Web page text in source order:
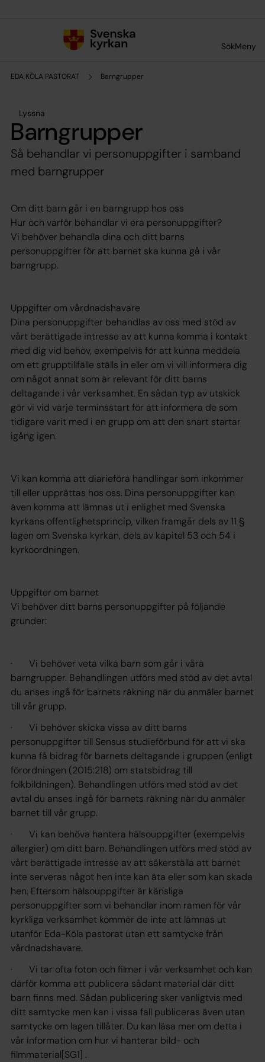
SökMeny
EDA KÖLA PASTORAT Barngrupper
Lyssna
Barngrupper
Så behandlar vi personuppgifter i samband
med barngrupper
Om ditt barn går i en barngrupp hos oss
Hur och varför behandlar vi era personuppgifter?
Vi behöver behandla dina och ditt barns
personuppgifter för att barnet ska kunna gå i vår
barngrupp.
Uppgifter om vårdnadshavare
Dina personuppgifter behandlas av oss med stöd av
vårt berättigade intresse av att kunna komma i kontakt
med dig vid behov, exempelvis för att kunna meddela
om ett grupptillfälle ställs in eller om vi vill informera dig
om något annat som är relevant för ditt barns
deltagande i vår verksamhet. En sådan typ av utskick
gör vi vid varje terminsstart för att informera de som
tidigare varit med i en grupp om att den snart startar
igång igen.
Vi kan komma att diarieföra handlingar som inkommer
till eller upprättas hos oss. Dina personuppgifter kan
även komma att lämnas ut i enlighet med Svenska
kyrkans offentlighetsprincip, vilken framgår dels av 11 §
lagen om Svenska kyrkan, dels av kapitel 53 och 54 i
kyrkoordningen.
Uppgifter om barnet
Vi behöver ditt barns personuppgifter på följande
grunder:
· Vi behöver veta vilka barn som går i våra
barngrupper. Behandlingen utförs med stöd av det avtal
du anses ingå för barnets räkning när du anmäler barnet
till vår grupp.
· Vi behöver skicka vissa av ditt barns
personuppgifter till Sensus studieförbund för att vi ska
kunna få bidrag för barnets deltagande i gruppen (enligt
förordningen (2015:218) om statsbidrag till
folkbildningen). Behandlingen utförs med stöd av det
avtal du anses ingå för barnets räkning när du anmäler
barnet till vår grupp.
· Vi kan behöva hantera hälsouppgifter (exempelvis
allergier) om ditt barn. Behandlingen utförs med stöd av
vårt berättigade intresse av att säkerställa att barnet
inte serveras något hen inte kan äta eller som kan skada
hen. Eftersom hälsouppgifter är känsliga
personuppgifter som vi behandlar inom ramen för vår
kyrkliga verksamhet kommer de inte att lämnas ut
utanför Eda-Köla pastorat utan ett samtycke från
vårdnadshavare.
· Vi tar ofta foton och filmer i vår verksamhet och kan
därför komma att publicera sådant material där ditt
barn finns med. Sådan publicering sker vanligtvis med
ditt samtycke men kan i vissa fall publiceras även utan
samtycke om lagen tillåter. Du kan läsa mer om detta i
vår information om hur vi hanterar bild- och
filmmaterial[SG1] .